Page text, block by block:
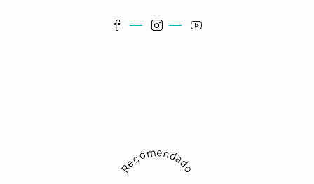
Recomendado